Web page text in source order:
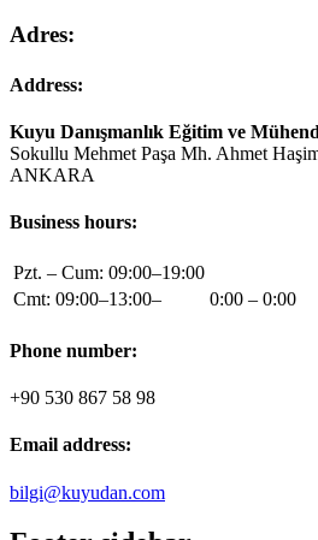
Adres:
Address:
Kuyu Danışmanlık Eğitim ve
Sokullu Mehmet Paşa Mh. Ahmet
ANKARA
Business hours:
Pzt. – Cum: 09:00–19:00
Cmt: 09:00–13:00–
0:00 – 0:00
Phone number:
+90 530 867 58 98
Email address:
bilgi@kuyudan.com